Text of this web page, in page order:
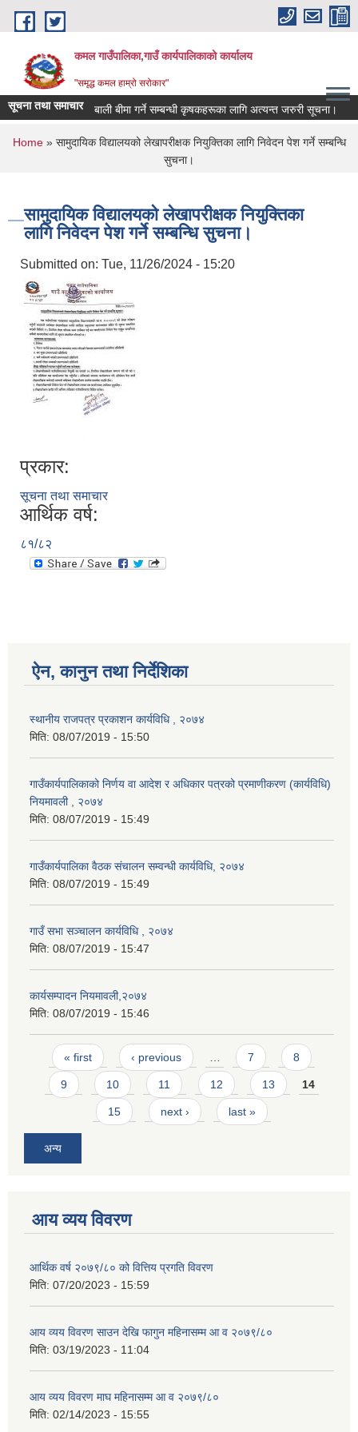
Skip to main content
कमल गाउँपालिका,गाउँ कार्यपालिकाको कार्यालय
"समृद्ध कमल हाम्रो सरोकार"
सूचना तथा समाचार बाली बीमा गर्ने सम्बन्धी कृषकहरूका लागि अत्यन्त जरुरी सूचना।
You are here
Home» सामुदायिक विद्यालयको लेखापरीक्षक नियुक्तिका लागि निवेदन पेश गर्ने सम्बन्धि
सुचना।
सामुदायिक विद्यालयको लेखापरीक्षक नियुक्तिका
लागि निवेदन पेश गर्ने सम्बन्धि सुचना।
Submitted on: Tue, 11/26/2024 - 15:20
प्रकार:
सूचना तथा समाचार
आर्थिक वर्ष:
८१/८२
ऐन, कानुन तथा निर्देशिका
स्थानीय राजपत्र प्रकाशन कार्यविधि , २०७४
मिति: 08/07/2019 - 15:50
गाउँकार्यपालिकाको निर्णय वा आदेश र अधिकार पत्रको प्रमाणीकरण (कार्यविधि)
नियमावली , २०७४
मिति: 08/07/2019 - 15:49
गाउँकार्यपालिका वैठक संचालन सम्वन्धी कार्यविधि, २०७४
मिति: 08/07/2019 - 15:49
गाउँ सभा सञ्चालन कार्यविधि , २०७४
मिति: 08/07/2019 - 15:47
कार्यसम्पादन नियमावली,२०७४
मिति: 08/07/2019 - 15:46
Pages
« first ‹ previous 7 8
9 10 11 12 13 14
15 next › last »
अन्य
आय व्यय विवरण
आर्थिक वर्ष २०७९/८० को वित्तिय प्रगति विवरण
मिति: 07/20/2023 - 15:59
आय व्यय विवरण साउन देखि फागुन महिनासम्म आ व २०७९/८०
मिति: 03/19/2023 - 11:04
आय व्यय विवरण माघ महिनासम्म आ व २०७९/८०
मिति: 02/14/2023 - 15:55